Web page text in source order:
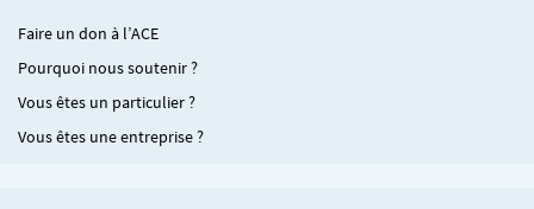
Faire un don à l’ACE
Pourquoi nous soutenir ?
Vous êtes un particulier ?
Vous êtes une entreprise ?